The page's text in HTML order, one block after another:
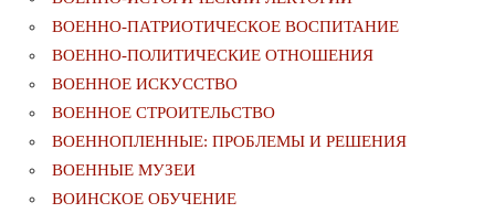
ВОЕННО-ПАТРИОТИЧЕСКОЕ ВОСПИТАНИЕ
ВОЕННО-ПОЛИТИЧЕСКИE ОТНОШЕНИЯ
ВОЕННОЕ ИСКУССТВО
ВОЕННОЕ СТРОИТЕЛЬСТВО
ВОЕННОПЛЕННЫЕ: ПРОБЛЕМЫ И РЕШЕНИЯ
ВОЕННЫЕ МУЗЕИ
ВОИНСКОЕ ОБУЧЕНИЕ